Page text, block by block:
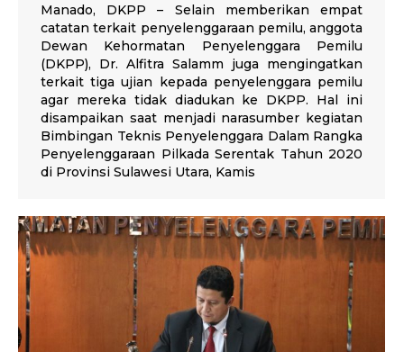
Manado, DKPP – Selain memberikan empat
catatan terkait penyelenggaraan pemilu, anggota
Dewan Kehormatan Penyelenggara Pemilu
(DKPP), Dr. Alfitra Salamm juga mengingatkan
terkait tiga ujian kepada penyelenggara pemilu
agar mereka tidak diadukan ke DKPP. Hal ini
disampaikan saat menjadi narasumber kegiatan
Bimbingan Teknis Penyelenggara Dalam Rangka
Penyelenggaraan Pilkada Serentak Tahun 2020
di Provinsi Sulawesi Utara, Kamis